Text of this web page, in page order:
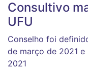
Consultivo
UFU
Conselho foi
de março de 2021 e
2021